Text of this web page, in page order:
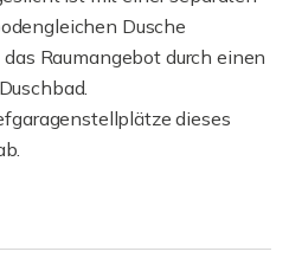
Dusche
Raumangebot durch einen
dieses